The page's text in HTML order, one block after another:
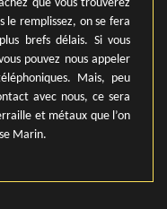
que vous trouverez
le remplissez, on se fera
brefs délais. Si vous
pouvez nous appeler
Mais, peu
avec nous, ce sera
et métaux que l’on
Marin.